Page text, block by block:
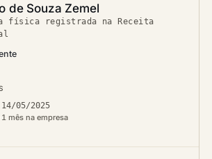
de Souza Zemel
física registrada na Receita
14/05/2025
mês na empresa